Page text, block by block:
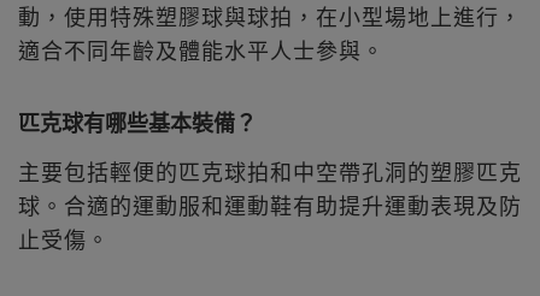
動，使用特殊塑膠球與球拍，在小型場地上進行，
適合不同年齡及體能水平人士參與。
匹克球有哪些基本裝備？
主要包括輕便的匹克球拍和中空帶孔洞的塑膠匹克
球。合適的運動服和運動鞋有助提升運動表現及防
止受傷。